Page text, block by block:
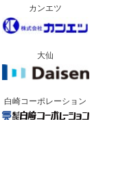
カンエツ
大仙
白崎コーポレーション